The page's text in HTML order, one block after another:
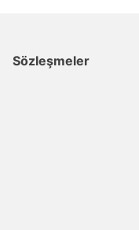
Sözleşmeler